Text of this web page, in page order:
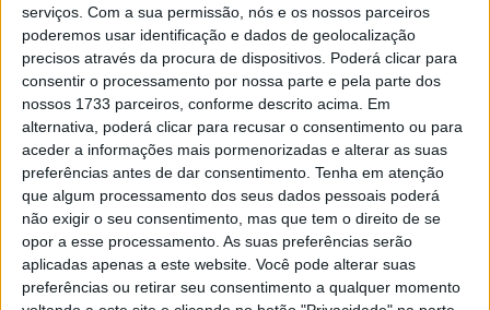
serviços. Com a sua permissão, nós e os nossos parceiros
poderemos usar identificação e dados de geolocalização
precisos através da procura de dispositivos. Poderá clicar para
consentir o processamento por nossa parte e pela parte dos
nossos 1733 parceiros, conforme descrito acima. Em
alternativa, poderá clicar para recusar o consentimento ou para
aceder a informações mais pormenorizadas e alterar as suas
preferências antes de dar consentimento. Tenha em atenção
que algum processamento dos seus dados pessoais poderá
não exigir o seu consentimento, mas que tem o direito de se
opor a esse processamento. As suas preferências serão
aplicadas apenas a este website. Você pode alterar suas
preferências ou retirar seu consentimento a qualquer momento
O alerta para este fogo no concelho de Tabuaço, no norte
do distrito de Viseu, foi dado pelas 22:27 de domingo, 10
de agosto, na freguesia de Távora e Pinheiro.
Esta e outras notícias para ouvir na Estação Diária – 96.8
FM ou emwww.968.fm
Pub